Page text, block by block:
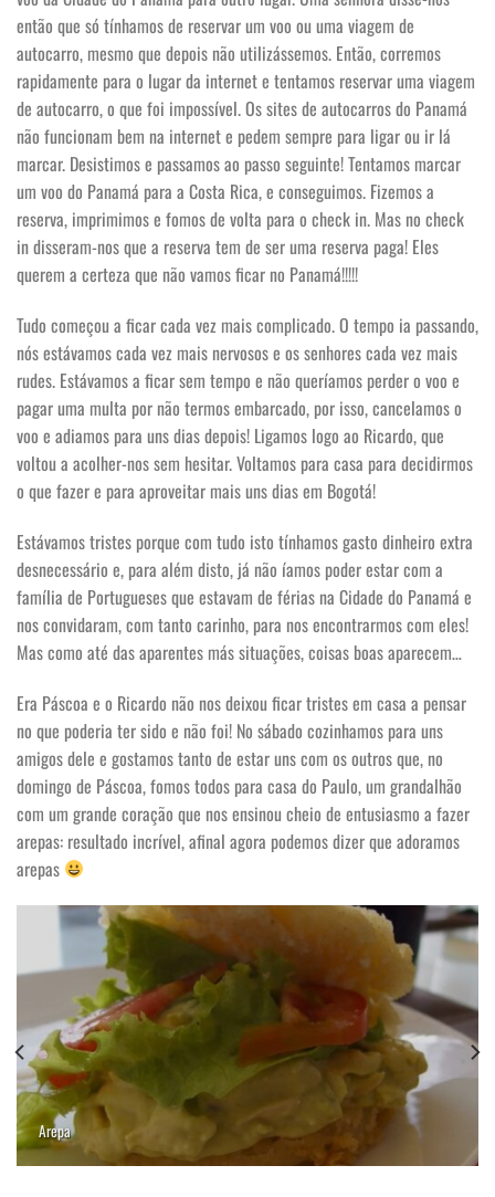
então que só tínhamos de reservar um voo ou uma viagem de
autocarro, mesmo que depois não utilizássemos. Então, corremos
rapidamente para o lugar da internet e tentamos reservar uma viagem
de autocarro, o que foi impossível. Os sites de autocarros do Panamá
não funcionam bem na internet e pedem sempre para ligar ou ir lá
marcar. Desistimos e passamos ao passo seguinte! Tentamos marcar
um voo do Panamá para a Costa Rica, e conseguimos. Fizemos a
reserva, imprimimos e fomos de volta para o check in. Mas no check
in disseram-nos que a reserva tem de ser uma reserva paga! Eles
querem a certeza que não vamos ficar no Panamá!!!!!
Tudo começou a ficar cada vez mais complicado. O tempo ia passando,
nós estávamos cada vez mais nervosos e os senhores cada vez mais
rudes. Estávamos a ficar sem tempo e não queríamos perder o voo e
pagar uma multa por não termos embarcado, por isso, cancelamos o
voo e adiamos para uns dias depois! Ligamos logo ao Ricardo, que
voltou a acolher-nos sem hesitar. Voltamos para casa para decidirmos
o que fazer e para aproveitar mais uns dias em Bogotá!
Estávamos tristes porque com tudo isto tínhamos gasto dinheiro extra
desnecessário e, para além disto, já não íamos poder estar com a
família de Portugueses que estavam de férias na Cidade do Panamá e
nos convidaram, com tanto carinho, para nos encontrarmos com eles!
Mas como até das aparentes más situações, coisas boas aparecem…
Era Páscoa e o Ricardo não nos deixou ficar tristes em casa a pensar
no que poderia ter sido e não foi! No sábado cozinhamos para uns
amigos dele e gostamos tanto de estar uns com os outros que, no
domingo de Páscoa, fomos todos para casa do Paulo, um grandalhão
com um grande coração que nos ensinou cheio de entusiasmo a fazer
arepas: resultado incrível, afinal agora podemos dizer que adoramos
arepas
Arepa